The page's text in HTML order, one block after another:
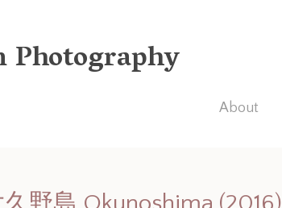
Photography
About